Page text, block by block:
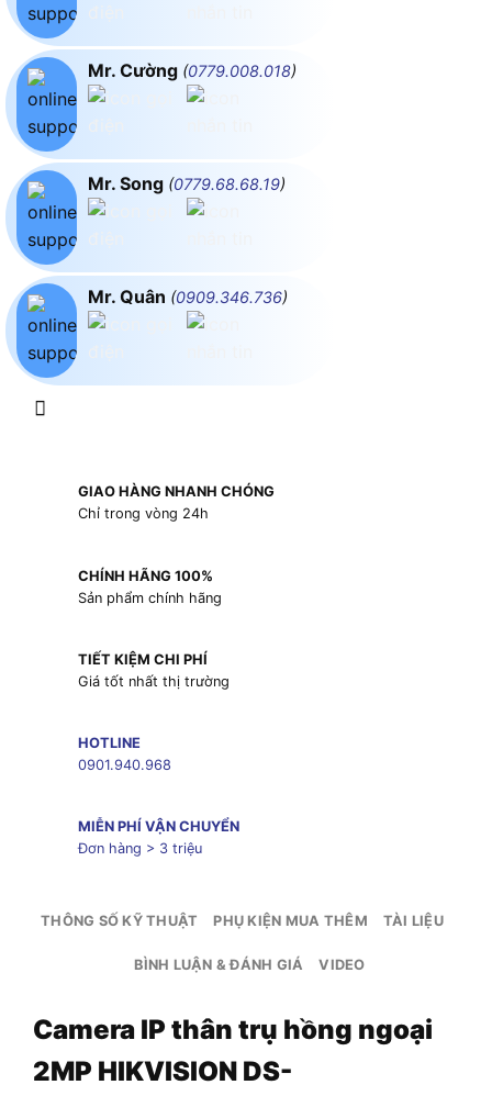
Mr. Cường (0779.008.018)
Mr. Song (0779.68.68.19)
Mr. Quân (0909.346.736)
GIAO HÀNG NHANH CHÓNG
Chỉ trong vòng 24h
CHÍNH HÃNG 100%
Sản phẩm chính hãng
TIẾT KIỆM CHI PHÍ
Giá tốt nhất thị trường
HOTLINE
0901.940.968
MIỄN PHÍ VẬN CHUYỂN
Đơn hàng > 3 triệu
THÔNG SỐ KỸ THUẬT PHỤ KIỆN MUA THÊM TÀI LIỆU
BÌNH LUẬN & ĐÁNH GIÁ VIDEO
Camera IP thân trụ hồng ngoại
2MP HIKVISION DS-